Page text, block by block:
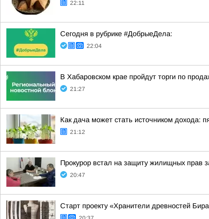
22:11
Сегодня в рубрике #ДобрыеДела:
22:04
В Хабаровском крае пройдут торги по
21:27
Как дача может стать источником дохода:
21:12
Прокурор встал на защиту жилищных прав
20:47
Старт проекту «Хранители древностей